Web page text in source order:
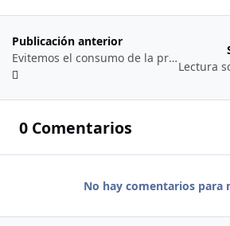
Publicación anterior
Evitemos el consumo de la propaganda del mundo y su falsa realización… (18/07/2’024)
0 Comentarios
No hay comentarios para